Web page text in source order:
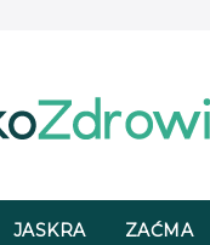
JASKRA ZAĆMA